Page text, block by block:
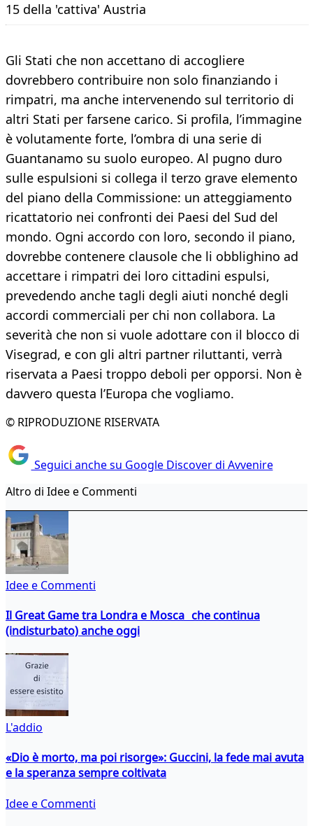
15 della 'cattiva' Austria
Gli Stati che non accettano di accogliere
dovrebbero contribuire non solo finanziando i
rimpatri, ma anche intervenendo sul territorio di
altri Stati per farsene carico. Si profila, l’immagine
è volutamente forte, l’ombra di una serie di
Guantanamo su suolo europeo. Al pugno duro
sulle espulsioni si collega il terzo grave elemento
del piano della Commissione: un atteggiamento
ricattatorio nei confronti dei Paesi del Sud del
mondo. Ogni accordo con loro, secondo il piano,
dovrebbe contenere clausole che li obblighino ad
accettare i rimpatri dei loro cittadini espulsi,
prevedendo anche tagli degli aiuti nonché degli
accordi commerciali per chi non collabora. La
severità che non si vuole adottare con il blocco di
Visegrad, e con gli altri partner riluttanti, verrà
riservata a Paesi troppo deboli per opporsi. Non è
davvero questa l’Europa che vogliamo.
© RIPRODUZIONE RISERVATA
Seguici anche su Google Discover di Avvenire
Altro di Idee e Commenti
Idee e Commenti
Il Great Game tra Londra e Mosca che continua
(indisturbato) anche oggi
L'addio
«Dio è morto, ma poi risorge»: Guccini, la fede mai avuta
e la speranza sempre coltivata
Idee e Commenti